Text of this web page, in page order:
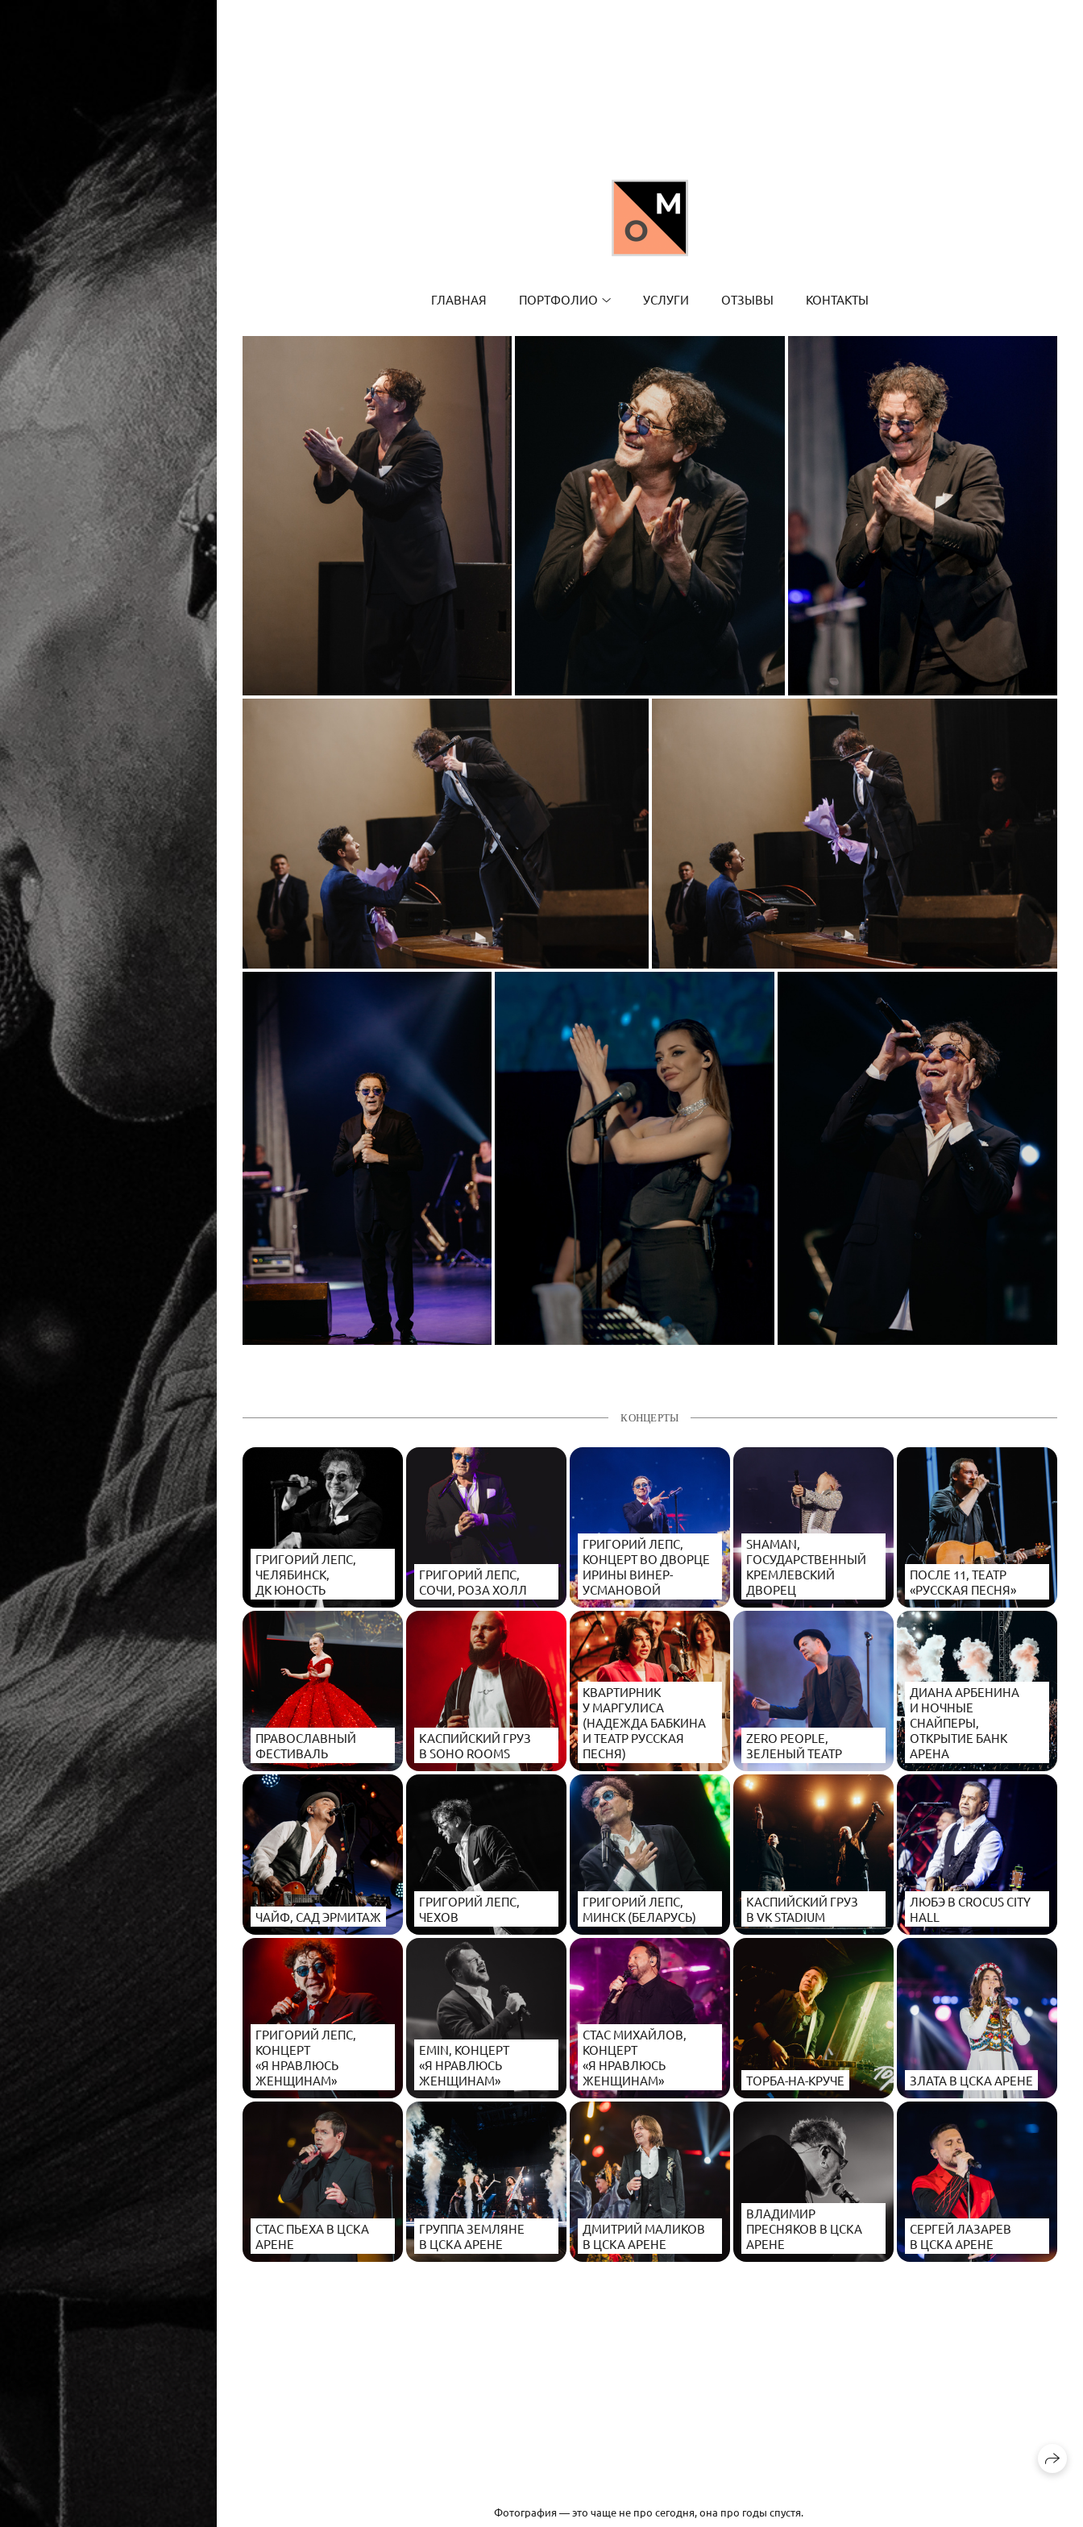
ГЛАВНАЯ ПОРТФОЛИО УСЛУГИ ОТЗЫВЫ КОНТАКТЫ
КОНЦЕРТЫ
ГРИГОРИЙ ЛЕПС,
ЧЕЛЯБИНСК,
ДК ЮНОСТЬ
ГРИГОРИЙ ЛЕПС,
СОЧИ, РОЗА ХОЛЛ
ГРИГОРИЙ ЛЕПС,
КОНЦЕРТ ВО ДВОРЦЕ
ИРИНЫ ВИНЕР-
УСМАНОВОЙ
SHAMAN,
ГОСУДАРСТВЕННЫЙ
КРЕМЛЕВСКИЙ
ДВОРЕЦ
ПОСЛЕ 11, ТЕАТР
«РУССКАЯ ПЕСНЯ»
ПРАВОСЛАВНЫЙ
ФЕСТИВАЛЬ
КАСПИЙСКИЙ ГРУЗ
В SOHO ROOMS
КВАРТИРНИК
У МАРГУЛИСА
(НАДЕЖДА БАБКИНА
И ТЕАТР РУССКАЯ
ПЕСНЯ)
ZERO PEOPLE,
ЗЕЛЕНЫЙ ТЕАТР
ДИАНА АРБЕНИНА
И НОЧНЫЕ
СНАЙПЕРЫ,
ОТКРЫТИЕ БАНК
АРЕНА
ЧАЙФ, САД ЭРМИТАЖ
ГРИГОРИЙ ЛЕПС,
ЧЕХОВ
ГРИГОРИЙ ЛЕПС,
МИНСК (БЕЛАРУСЬ)
КАСПИЙСКИЙ ГРУЗ
В VK STADIUM
ЛЮБЭ В CROCUS CITY
HALL
ГРИГОРИЙ ЛЕПС,
КОНЦЕРТ
«Я НРАВЛЮСЬ
ЖЕНЩИНАМ»
EMIN, КОНЦЕРТ
«Я НРАВЛЮСЬ
ЖЕНЩИНАМ»
СТАС МИХАЙЛОВ,
КОНЦЕРТ
«Я НРАВЛЮСЬ
ЖЕНЩИНАМ»
ТОРБА-НА-КРУЧЕ ЗЛАТА В ЦСКА АРЕНЕ
СТАС ПЬЕХА В ЦСКА
АРЕНЕ
ГРУППА ЗЕМЛЯНЕ
В ЦСКА АРЕНЕ
ДМИТРИЙ МАЛИКОВ
В ЦСКА АРЕНЕ
ВЛАДИМИР
ПРЕСНЯКОВ В ЦСКА
АРЕНЕ
СЕРГЕЙ ЛАЗАРЕВ
В ЦСКА АРЕНЕ
Фотография — это чаще не про сегодня, она про годы спустя.